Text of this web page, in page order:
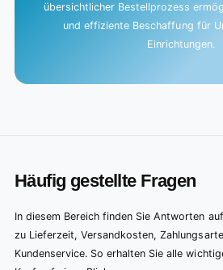
übersichtlicher Bestellprozess
und effiziente Beschaffung für
Einrichtungen.
Häufig gestellte Fragen
In diesem Bereich finden Sie Antworten
zu Lieferzeit, Versandkosten,
Kundenservice. So erhalten Sie alle